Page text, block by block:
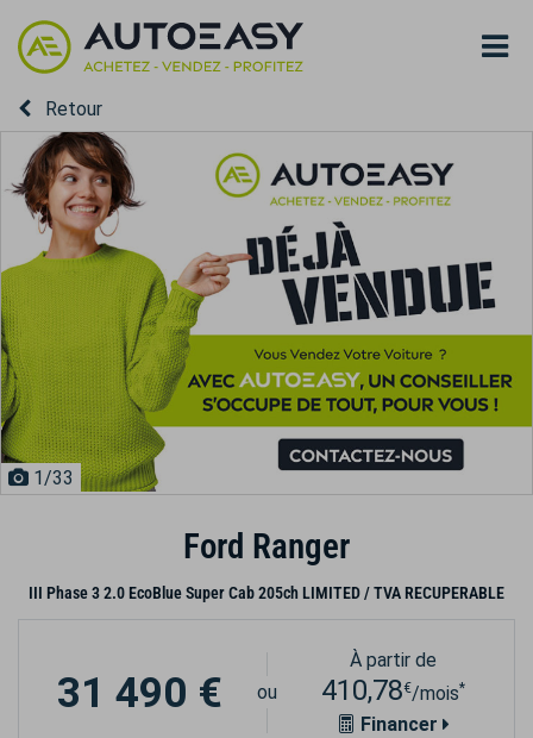
Retour
1/33
Ford Ranger
III Phase 3 2.0 EcoBlue Super Cab 205ch LIMITED / TVA RECUPERABLE
31 490 € ou
À partir de
410,78€/mois*
Financer